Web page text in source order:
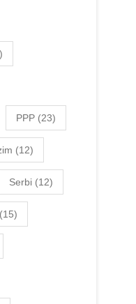
PPP (23)
(12)
Serbi (12)
(15)